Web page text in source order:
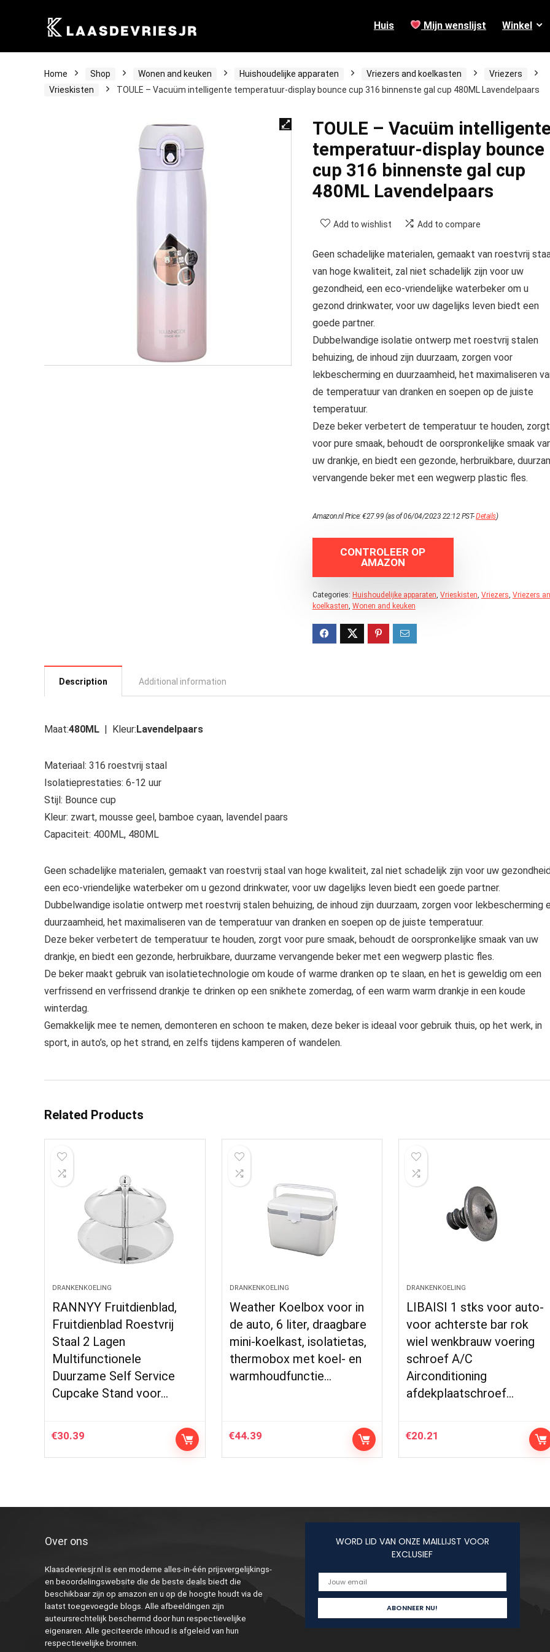
Huis Mijn wenslijst Winkel
Home Shop Wonen and keuken Huishoudelijke apparaten Vriezers and koelkasten
Vriezers
Vrieskisten
TOULE – Vacuüm intelligente temperatuur-display bounce cup 316 binnenste gal cup 480ML Lavendelpaars
TOULE – Vacuüm
temperatuur-display bounce
cup 316 binnenste gal cup
480ML Lavendelpaars
Add to wishlist Add to compare
Geen schadelijke materialen, gemaakt van roestvrij
van hoge kwaliteit, zal niet schadelijk zijn voor uw
gezondheid, een eco-vriendelijke waterbeker om u
gezond drinkwater, voor uw dagelijks leven biedt een
goede partner.
Dubbelwandige isolatie ontwerp met roestvrij stalen
behuizing, de inhoud zijn duurzaam, zorgen voor
lekbescherming en duurzaamheid, het maximaliseren
de temperatuur van dranken en soepen op de juiste
temperatuur.
Deze beker verbetert de temperatuur te houden, zorgt
voor pure smaak, behoudt de oorspronkelijke smaak
uw drankje, en biedt een gezonde, herbruikbare,
vervangende beker met een wegwerp plastic fles.
Amazon.nl Price:€27.99 (as of 06/04/2023 22:12 PST-Details)
CONTROLEER OP
AMAZON
Categories: Huishoudelijke apparaten, Vrieskisten, Vriezers, Vriezers
koelkasten, Wonen and keuken
Description Additional information
Maat:480ML | Kleur:Lavendelpaars
Materiaal: 316 roestvrij staal
Isolatieprestaties: 6-12 uur
Stijl: Bounce cup
Kleur: zwart, mousse geel, bamboe cyaan, lavendel paars
Capaciteit: 400ML, 480ML
Geen schadelijke materialen, gemaakt van roestvrij staal van hoge kwaliteit, zal niet schadelijk zijn voor uw
een eco-vriendelijke waterbeker om u gezond drinkwater, voor uw dagelijks leven biedt een goede partner.
Dubbelwandige isolatie ontwerp met roestvrij stalen behuizing, de inhoud zijn duurzaam, zorgen voor lekbescherming
duurzaamheid, het maximaliseren van de temperatuur van dranken en soepen op de juiste temperatuur.
Deze beker verbetert de temperatuur te houden, zorgt voor pure smaak, behoudt de oorspronkelijke smaak van uw
drankje, en biedt een gezonde, herbruikbare, duurzame vervangende beker met een wegwerp plastic fles.
De beker maakt gebruik van isolatietechnologie om koude of warme dranken op te slaan, en het is geweldig om een
verfrissend en verfrissend drankje te drinken op een snikhete zomerdag, of een warm warm drankje in een koude
winterdag.
Gemakkelijk mee te nemen, demonteren en schoon te maken, deze beker is ideaal voor gebruik thuis, op het werk, in
sport, in auto’s, op het strand, en zelfs tijdens kamperen of wandelen.
Related Products
DRANKENKOELING
RANNYY Fruitdienblad,
Fruitdienblad Roestvrij
Staal 2 Lagen
Multifunctionele
Duurzame Self Service
Cupcake Stand voor…
€30.39
DRANKENKOELING
Weather Koelbox voor in
de auto, 6 liter, draagbare
mini-koelkast, isolatietas,
thermobox met koel- en
warmhoudfunctie…
€44.39
DRANKENKOELING
LIBAISI 1 stks voor auto-
voor achterste bar rok
wiel wenkbrauw voering
schroef A/C
Airconditioning
afdekplaatschroef…
€20.21
Over ons
Klaasdevriesjr.nl is een moderne alles-in-één prijsvergelijkings-
en beoordelingswebsite die de beste deals biedt die
beschikbaar zijn op amazon en u op de hoogte houdt via de
laatst toegevoegde blogs. Alle afbeeldingen zijn
auteursrechtelijk beschermd door hun respectievelijke
eigenaren. Alle geciteerde inhoud is afgeleid van hun
respectievelijke bronnen.
WORD LID VAN ONZE MAILLIJST VOOR
EXCLUSIEF